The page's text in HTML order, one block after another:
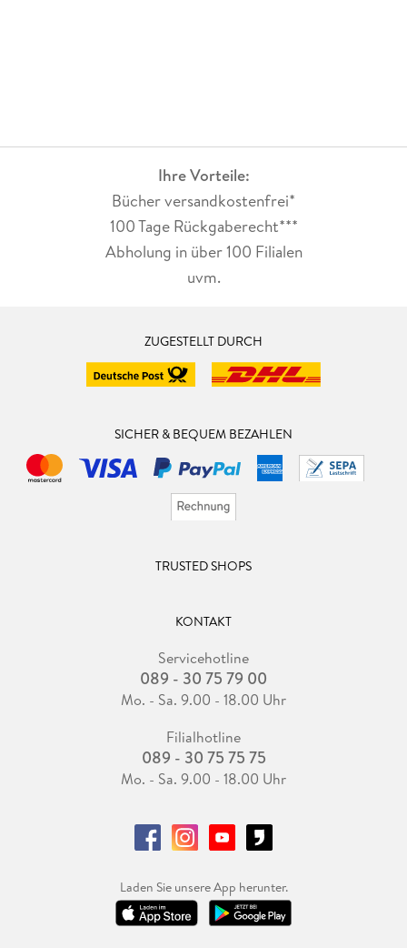
Ihre Vorteile:
Bücher versandkostenfrei*
100 Tage Rückgaberecht***
Abholung in über 100 Filialen
uvm.
ZUGESTELLT DURCH
SICHER & BEQUEM BEZAHLEN
TRUSTED SHOPS
KONTAKT
Servicehotline
089 - 30 75 79 00
Mo. - Sa. 9.00 - 18.00 Uhr
Filialhotline
089 - 30 75 75 75
Mo. - Sa. 9.00 - 18.00 Uhr
Laden Sie unsere App herunter.